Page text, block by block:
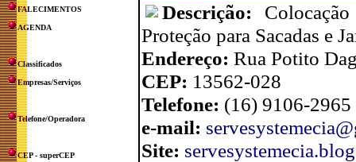
FALECIMENTOS
AGENDA
Classificados
Empresas/Serviços
Telefone/Operadora
CEP - superCEP
Descrição:
Proteção para Sacadas e
Endereço: Rua Potito
CEP: 13562-028
Telefone: (16) 9106-2965
e-mail:
Site: